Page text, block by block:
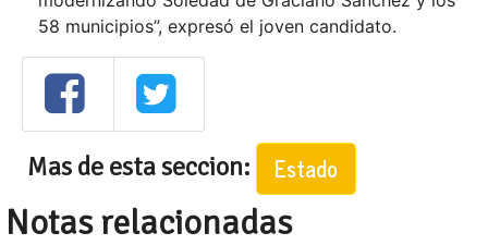
58 municipios”, expresó el joven candidato.
Mas de esta seccion: Estado
Notas relacionadas